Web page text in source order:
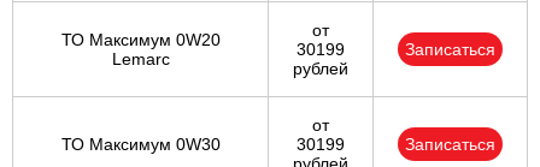
ТО Максимум 0W20
Lemarc
от
30199
рублей
Записаться
ТО Максимум 0W30
от
30199
Записаться